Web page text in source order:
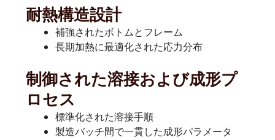
耐熱構造設計
補強されたボトムとフレーム
長期加熱に最適化された応力分布
制御された溶接および成形プ
ロセス
標準化された溶接手順
製造バッチ間で一貫した成形パラメータ